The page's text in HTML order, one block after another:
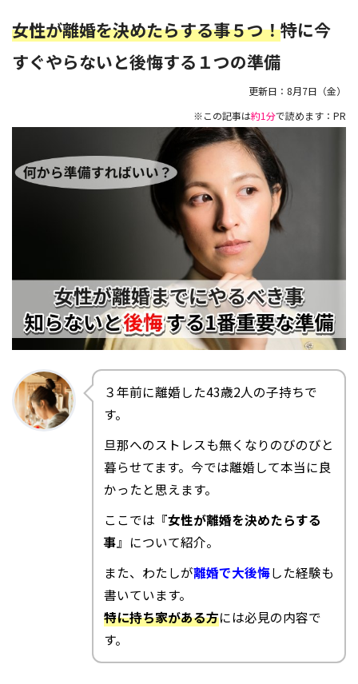
女性が離婚を決めたらする事５つ！特に今
すぐやらないと後悔する１つの準備
更新日： 8月7日（金）
※この記事は約1分で読めます：PR
３年前に離婚した43歳2人の子持ちで
す。
旦那へのストレスも無くなりのびのびと
暮らせてます。今では離婚して本当に良
かったと思えます。
ここでは『女性が離婚を決めたらする
事』について紹介。
また、わたしが離婚で大後悔した経験も
書いています。
特に持ち家がある方には必見の内容で
す。